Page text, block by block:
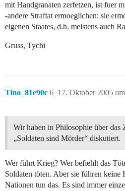
mit Handgranaten zerfetzen, ist fuer
-andere Straftat ermoeglichen: sie
eigenen Staates, d.h. meistens auch
Gruss, Tychi
Tino_81e90c 17. Oktober 2005
6
Wir haben in Philosophie über
„Soldaten sind Mörder“ diskutiert.
Wer führt Krieg? Wer befiehlt das
Soldaten töten. Aber sie führen keine
Nationen tun das. Es sind immer